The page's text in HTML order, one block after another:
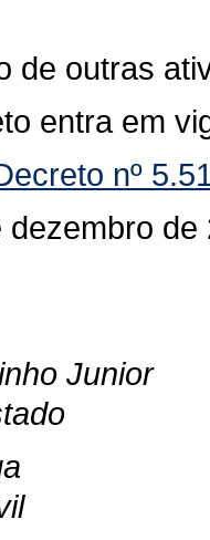
de outras
entra em
nº
Junior